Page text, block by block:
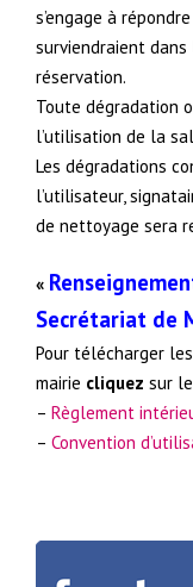
s’engage à
surviendraient
réservation.
Toute dégradation
l’utilisation de la
Les dégradations
l’utilisateur,
de nettoyage sera
«
Secrétariat de
Pour télécharger
mairie cliquez sur
– Règlement
– Convention